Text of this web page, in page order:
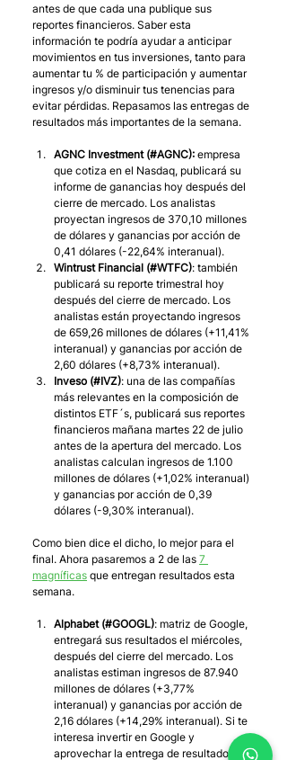
antes de que cada una publique sus
reportes financieros. Saber esta
información te podría ayudar a anticipar
movimientos en tus inversiones, tanto para
aumentar tu % de participación y aumentar
ingresos y/o disminuir tus tenencias para
evitar pérdidas. Repasamos las entregas de
resultados más importantes de la semana.
AGNC Investment (#AGNC): empresa
que cotiza en el Nasdaq, publicará su
informe de ganancias hoy después del
cierre de mercado. Los analistas
proyectan ingresos de 370,10 millones
de dólares y ganancias por acción de
0,41 dólares (-22,64% interanual).
Wintrust Financial (#WTFC): también
publicará su reporte trimestral hoy
después del cierre de mercado. Los
analistas están proyectando ingresos
de 659,26 millones de dólares (+11,41%
interanual) y ganancias por acción de
2,60 dólares (+8,73% interanual).
Inveso (#IVZ): una de las compañías
más relevantes en la composición de
distintos ETF´s, publicará sus reportes
financieros mañana martes 22 de julio
antes de la apertura del mercado. Los
analistas calculan ingresos de 1.100
millones de dólares (+1,02% interanual)
y ganancias por acción de 0,39
dólares (-9,30% interanual).
Como bien dice el dicho, lo mejor para el
final. Ahora pasaremos a 2 de las 7
magníficas que entregan resultados esta
semana.
Alphabet (#GOOGL): matriz de Google,
entregará sus resultados el miércoles,
después del cierre del mercado. Los
analistas estiman ingresos de 87.940
millones de dólares (+3,77%
interanual) y ganancias por acción de
2,16 dólares (+14,29% interanual). Si te
interesa invertir en Google y
aprovechar la entrega de resultados,